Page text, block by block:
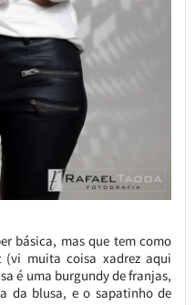
básica, mas que tem como
(vi muita coisa xadrez aqui
é uma burgundy de franjas,
da blusa, e o sapatinho de